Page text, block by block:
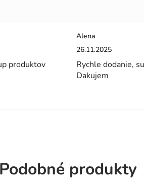
5 z 5 hviezdičiek.
produktov
Alena
Hodnotenie obchodu
26.11.2025
Rychle dodanie,
Dakujem
Podobné produkty